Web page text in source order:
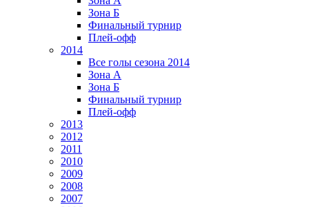
Зона Б
Финальный турнир
Плей-офф
2014
Все голы сезона 2014
Зона А
Зона Б
Финальный турнир
Плей-офф
2013
2012
2011
2010
2009
2008
2007